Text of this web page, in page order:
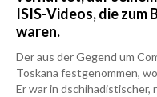
ISIS-Videos, die zum
waren.
Der aus der Gegend um
Toskana festgenommen,
Er war in